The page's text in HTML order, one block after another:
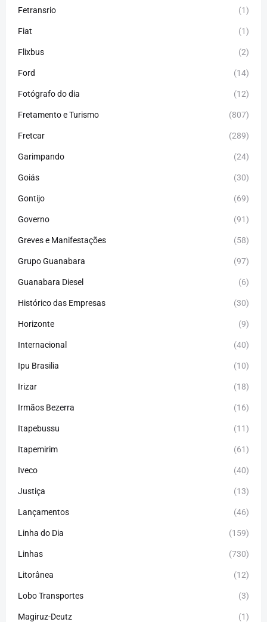
Fetransrio (1)
Fiat (1)
Flixbus (2)
Ford (14)
Fotógrafo do dia (12)
Fretamento e Turismo (807)
Fretcar (289)
Garimpando (24)
Goiás (30)
Gontijo (69)
Governo (91)
Greves e Manifestações (58)
Grupo Guanabara (97)
Guanabara Diesel (6)
Histórico das Empresas (30)
Horizonte (9)
Internacional (40)
Ipu Brasilia (10)
Irizar (18)
Irmãos Bezerra (16)
Itapebussu (11)
Itapemirim (61)
Iveco (40)
Justiça (13)
Lançamentos (46)
Linha do Dia (159)
Linhas (730)
Litorânea (12)
Lobo Transportes (3)
Magiruz-Deutz (1)